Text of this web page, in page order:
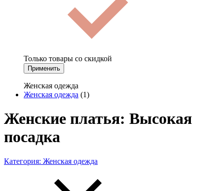
Только товары со скидкой
Применить
Женская одежда
Женская одежда (1)
Женские платья: Высокая
посадка
Категория: Женская одежда